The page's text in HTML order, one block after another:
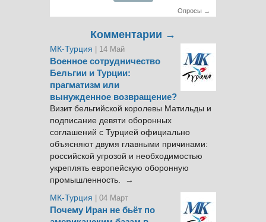
Опросы →
Комментарии →
МК-Турция | 14 Май
Военное сотрудничество
Бельгии и Турции:
прагматизм или
вынужденное возвращение?
Визит бельгийской королевы Матильды и
подписание девяти оборонных
соглашений с Турцией официально
объясняют двумя главными причинами:
российской угрозой и необходимостью
укреплять европейскую оборонную
промышленность. →
МК-Турция
| 04 Март
Почему Иран не бьёт по